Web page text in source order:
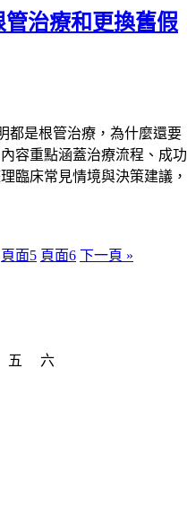
治療和更換舊假
都是根管治療，為什麼還要
容重點涵蓋治療流程、成功
臨床常見情境與決策建議，
頁面5 頁面6 下一頁 »
五
六